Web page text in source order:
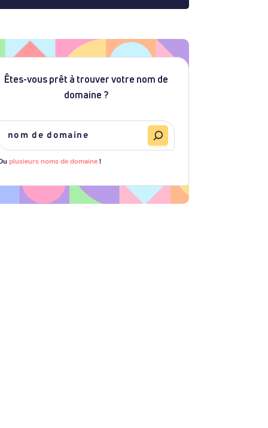
Êtes-vous prêt à trouver votre nom de
domaine ?
plusieurs noms de domaine!